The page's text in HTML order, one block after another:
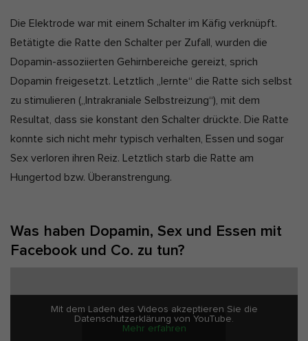
Die Elektrode war mit einem Schalter im Käfig verknüpft.
Betätigte die Ratte den Schalter per Zufall, wurden die
Dopamin-assoziierten Gehirnbereiche gereizt, sprich
Dopamin freigesetzt. Letztlich „lernte“ die Ratte sich selbst
zu stimulieren („Intrakraniale Selbstreizung“), mit dem
Resultat, dass sie konstant den Schalter drückte. Die Ratte
konnte sich nicht mehr typisch verhalten, Essen und sogar
Sex verloren ihren Reiz. Letztlich starb die Ratte am
Hungertod bzw. Überanstrengung.
Was haben Dopamin, Sex und Essen mit
Facebook und Co. zu tun?
Mit dem Laden des Videos akzeptieren Sie die
Datenschutzerklärung von YouTube.
Mehr erfahren